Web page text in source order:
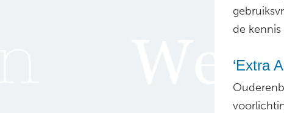
de kennis
‘Extra